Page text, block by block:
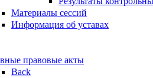
Материалы сессий
Информация об уставах
правовые акты
Back